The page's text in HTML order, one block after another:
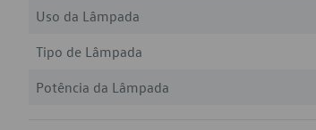
Uso da Lâmpada
Tipo de Lâmpada
Potência da Lâmpada